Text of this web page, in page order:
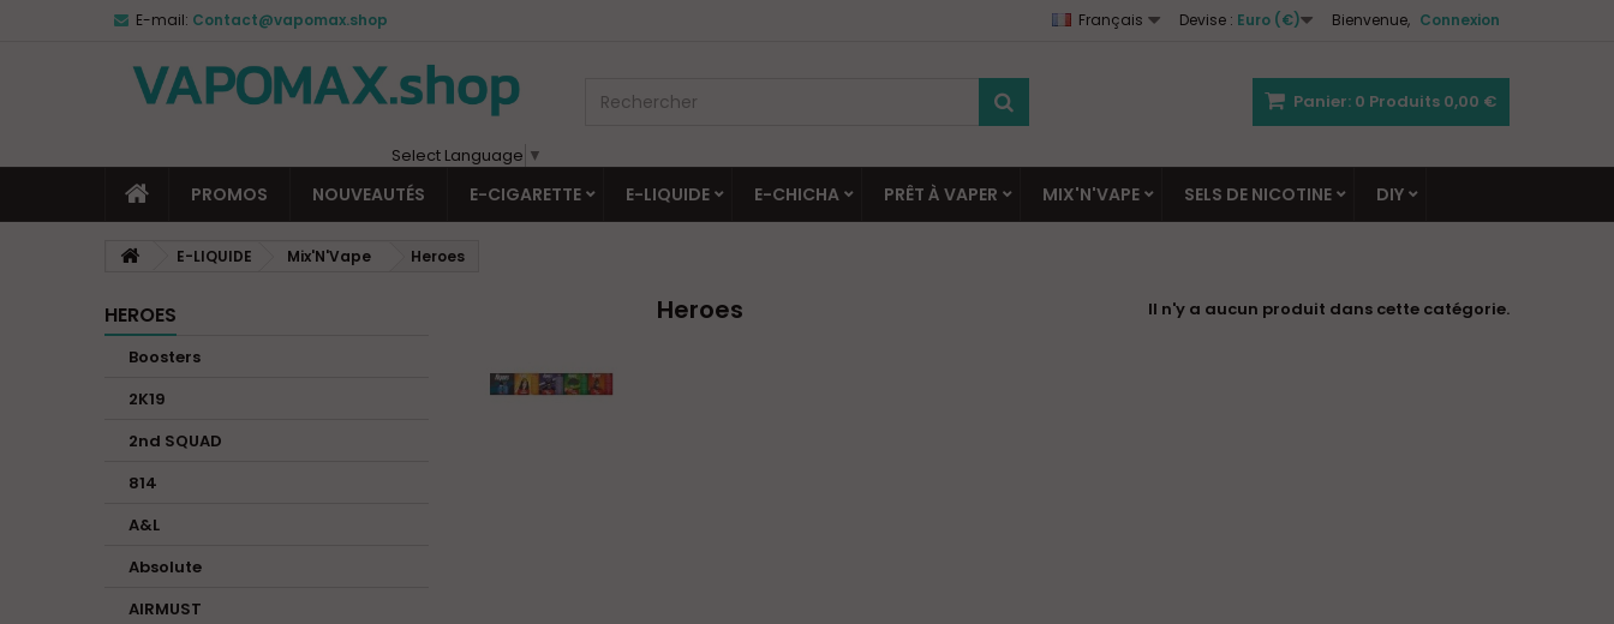
Bienvenue, Connexion
Devise : Euro (€)
Français
E-mail: Contact@vapomax.shop
Panier: 0 Produits 0,00 €
Select Language ▼
PROMOS NOUVEAUTÉS E-CIGARETTE E-LIQUIDE E-CHICHA PRÊT À VAPER MIX'N'VAPE SELS DE NICOTINE DIY
E-LIQUIDE Mix'N'Vape Heroes
HEROES
Boosters
2K19
2nd SQUAD
814
A&L
Absolute
AIRMUST
Heroes Il n'y a aucun produit dans cette catégorie.